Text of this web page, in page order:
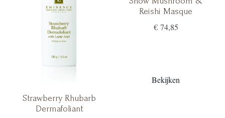
Strawberry Rhubarb
Dermafoliant
Reishi Masque
€ 74,85
Bekijken